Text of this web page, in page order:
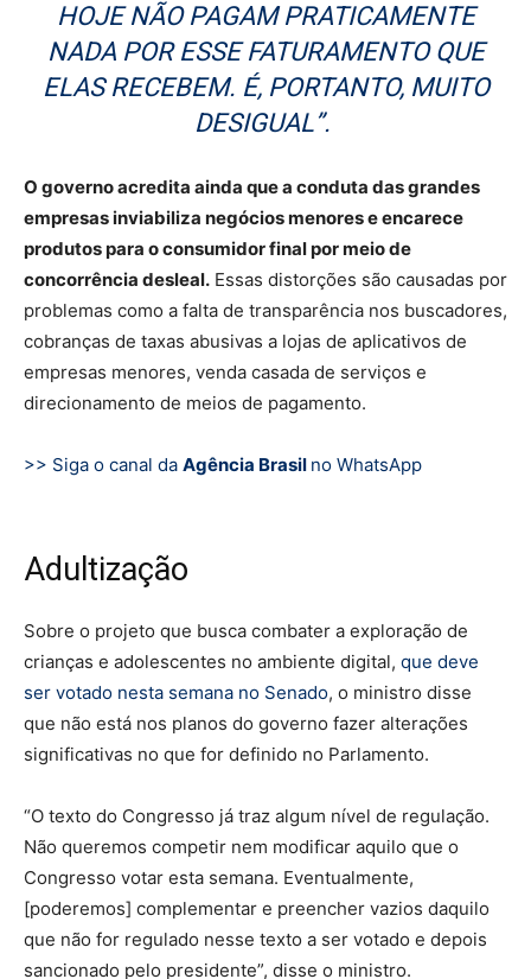
HOJE NÃO PAGAM PRATICAMENTE
NADA POR ESSE FATURAMENTO QUE
ELAS RECEBEM. É, PORTANTO, MUITO
DESIGUAL”.
O governo acredita ainda que a conduta das grandes
empresas inviabiliza negócios menores e encarece
produtos para o consumidor final por meio de
concorrência desleal. Essas distorções são causadas por
problemas como a falta de transparência nos buscadores,
cobranças de taxas abusivas a lojas de aplicativos de
empresas menores, venda casada de serviços e
direcionamento de meios de pagamento.
>> Siga o canal da Agência Brasil no WhatsApp
Adultização
Sobre o projeto que busca combater a exploração de
crianças e adolescentes no ambiente digital, que deve
ser votado nesta semana no Senado, o ministro disse
que não está nos planos do governo fazer alterações
significativas no que for definido no Parlamento.
“O texto do Congresso já traz algum nível de regulação.
Não queremos competir nem modificar aquilo que o
Congresso votar esta semana. Eventualmente,
[poderemos] complementar e preencher vazios daquilo
que não for regulado nesse texto a ser votado e depois
sancionado pelo presidente”, disse o ministro.